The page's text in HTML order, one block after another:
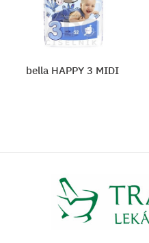
bella HAPPY 3 MIDI